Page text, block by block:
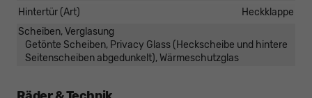
Hintertür (Art)
Heckklappe
Scheiben, Verglasung
Getönte Scheiben, Privacy Glass (Heckscheibe und hintere
Seitenscheiben abgedunkelt), Wärmeschutzglas